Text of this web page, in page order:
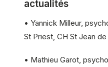
actualités
• Yannick Milleur,
St Priest, CH St Jean de
• Mathieu Garot,